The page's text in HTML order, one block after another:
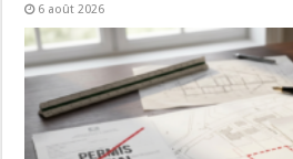
6 août 2026